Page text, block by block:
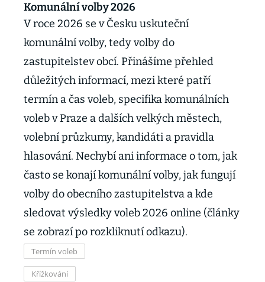
Komunální volby 2026
V roce 2026 se v Česku uskuteční
komunální volby, tedy volby do
zastupitelstev obcí. Přinášíme přehled
důležitých informací, mezi které patří
termín a čas voleb, specifika komunálních
voleb v Praze a dalších velkých městech,
volební průzkumy, kandidáti a pravidla
hlasování. Nechybí ani informace o tom, jak
často se konají komunální volby, jak fungují
volby do obecního zastupitelstva a kde
sledovat výsledky voleb 2026 online (články
se zobrazí po rozkliknutí odkazu).
Termín voleb
Křížkování